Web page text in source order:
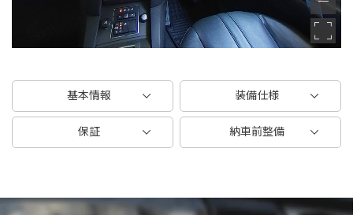
基本情報 装備仕様
保証 納車前整備